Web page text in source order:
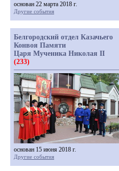
основан 22 марта 2018 г.
Другие события
Белгородский отдел Казачьего
Конвоя Памяти
Царя Мученика Николая II
(233)
основан 15 июня 2018 г.
Другие события